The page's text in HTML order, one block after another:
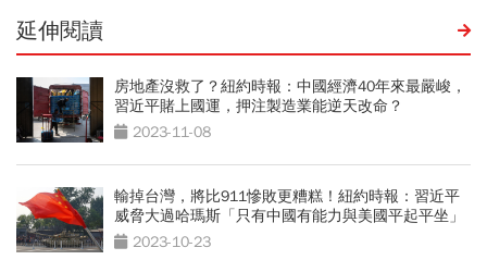
延伸閱讀
房地產沒救了？紐約時報：中國經濟40年來最嚴峻，
習近平賭上國運，押注製造業能逆天改命？
2023-11-08
輸掉台灣，將比911慘敗更糟糕！紐約時報：習近平
威脅大過哈瑪斯「只有中國有能力與美國平起平坐」
2023-10-23